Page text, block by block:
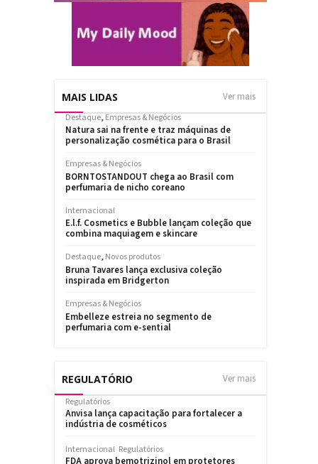
MAIS LIDAS Ver mais
REGULATÓRIO Ver mais
Regulatórios
Anvisa lança capacitação para fortalecer a
indústria de cosméticos
Internacional Regulatórios
FDA aprova bemotrizinol em protetores